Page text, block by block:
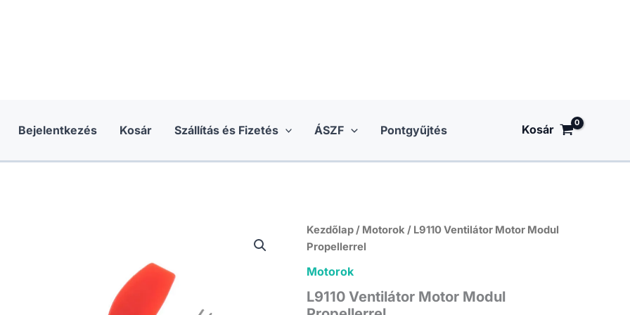
Bejelentkezés Kosár Szállítás és Fizetés ÁSZF Pontgyűjtés Kosár
Kezdőlap/ Motorok / L9110 Ventilátor Motor Modul
Propellerrel
Motorok
L9110 Ventilátor Motor Modul